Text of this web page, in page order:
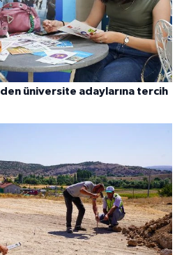
üniversite adaylarına tercih